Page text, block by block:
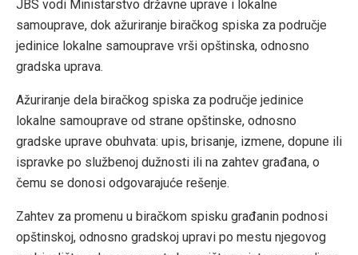
JBS vodi Ministarstvo državne uprave i lokalne
samouprave, dok ažuriranje biračkog spiska za područje
jedinice lokalne samouprave vrši opštinska, odnosno
gradska uprava.
Ažuriranje dela biračkog spiska za područje jedinice
lokalne samouprave od strane opštinske, odnosno
gradske uprave obuhvata: upis, brisanje, izmene, dopune ili
ispravke po službenoj dužnosti ili na zahtev građana, o
čemu se donosi odgovarajuće rešenje.
Zahtev za promenu u biračkom spisku građanin podnosi
opštinskoj, odnosno gradskoj upravi po mestu njegovog